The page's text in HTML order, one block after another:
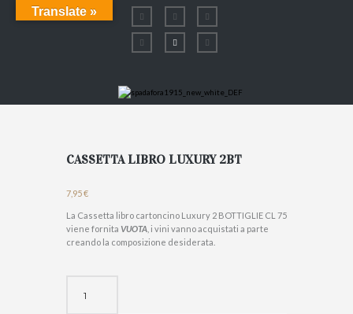
CASSETTA LIBRO LUXURY 2BT
7,95€
La Cassetta libro cartoncino Luxury 2 BOTTIGLIE CL 75
viene fornita VUOTA , i vini vanno acquistati a parte
creando la composizione desiderata.
LIBRO
Translate »